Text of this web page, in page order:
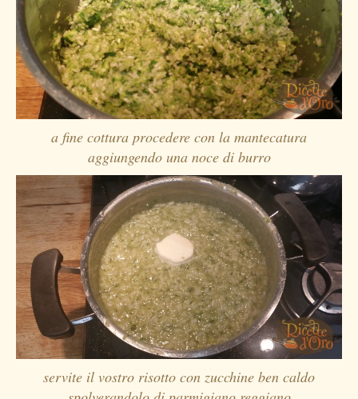
a fine cottura procedere con la mantecatura
aggiungendo una noce di burro
servite il vostro risotto con zucchine ben caldo